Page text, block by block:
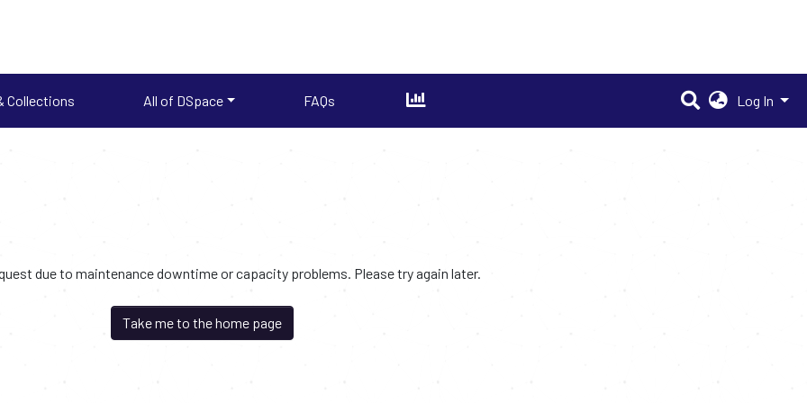
Collections All of DSpace FAQs Log In
due to maintenance downtime or capacity problems. Please try again later.
Take me to the home page